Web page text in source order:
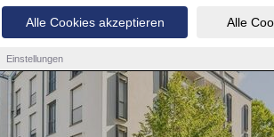
Alle Cookies akzeptieren Alle
Einstellungen